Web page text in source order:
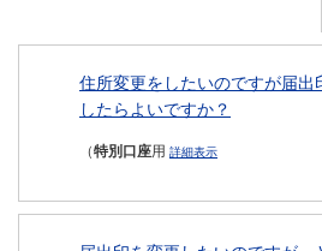
住所変更をしたいのですが届出
したらよいですか？
（特別口座用 詳細表示